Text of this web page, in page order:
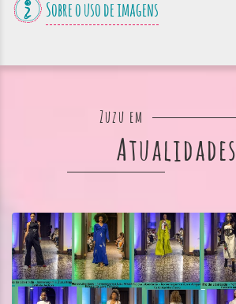
Sobre o uso de imagens
Zuzu em
Atualidades